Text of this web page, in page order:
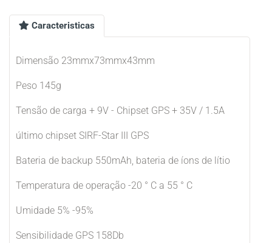
Caracteristicas
Dimensão 23mmx73mmx43mm
Peso 145g
Tensão de carga + 9V - Chipset GPS + 35V / 1.5A
último chipset SIRF-Star III GPS
Bateria de backup 550mAh, bateria de íons de lítio
Temperatura de operação -20 ° C a 55 ° C
Umidade 5% -95%
Sensibilidade GPS 158Db